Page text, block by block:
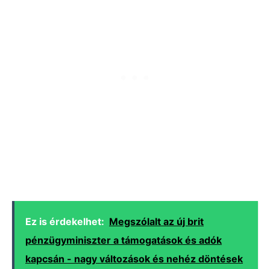
Ez is érdekelhet: Megszólalt az új brit
pénzügyminiszter a támogatások és adók
kapcsán - nagy változások és nehéz döntések